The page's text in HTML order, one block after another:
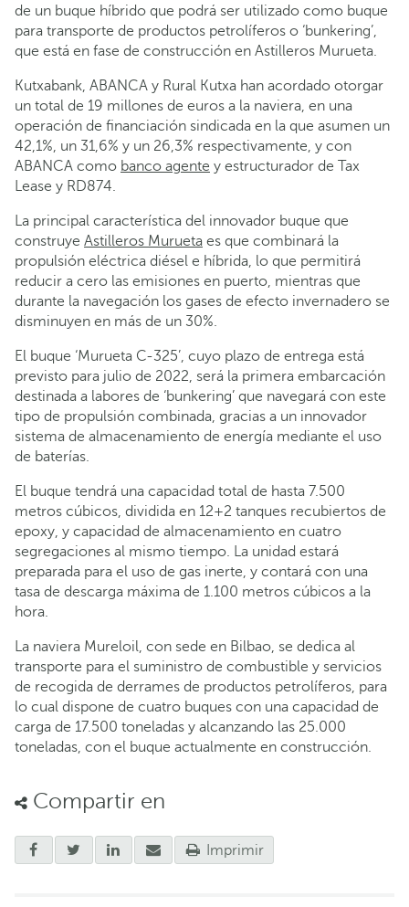
de un buque híbrido que podrá ser utilizado como buque
para transporte de productos petrolíferos o ‘bunkering’,
que está en fase de construcción en Astilleros Murueta.
Kutxabank, ABANCA y Rural Kutxa han acordado otorgar
un total de 19 millones de euros a la naviera, en una
operación de financiación sindicada en la que asumen un
42,1%, un 31,6% y un 26,3% respectivamente, y con
ABANCA como banco agente y estructurador de Tax
Lease y RD874.
La principal característica del innovador buque que
construye Astilleros Murueta es que combinará la
propulsión eléctrica diésel e híbrida, lo que permitirá
reducir a cero las emisiones en puerto, mientras que
durante la navegación los gases de efecto invernadero se
disminuyen en más de un 30%.
El buque ‘Murueta C-325’, cuyo plazo de entrega está
previsto para julio de 2022, será la primera embarcación
destinada a labores de ‘bunkering’ que navegará con este
tipo de propulsión combinada, gracias a un innovador
sistema de almacenamiento de energía mediante el uso
de baterías.
El buque tendrá una capacidad total de hasta 7.500
metros cúbicos, dividida en 12+2 tanques recubiertos de
epoxy, y capacidad de almacenamiento en cuatro
segregaciones al mismo tiempo. La unidad estará
preparada para el uso de gas inerte, y contará con una
tasa de descarga máxima de 1.100 metros cúbicos a la
hora.
La naviera Mureloil, con sede en Bilbao, se dedica al
transporte para el suministro de combustible y servicios
de recogida de derrames de productos petrolíferos, para
lo cual dispone de cuatro buques con una capacidad de
carga de 17.500 toneladas y alcanzando las 25.000
toneladas, con el buque actualmente en construcción.
Compartir en
Imprimir